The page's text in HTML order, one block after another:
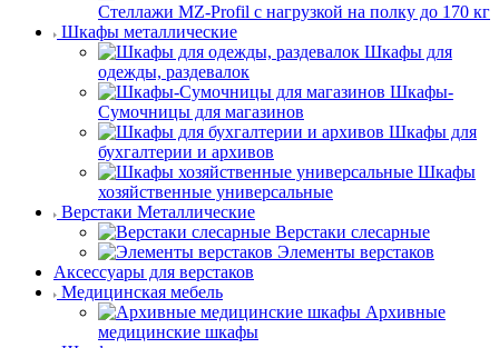
Стеллажи MZ-Profil с нагрузкой на полку до 170 кг
Шкафы металлические
Шкафы для
одежды, раздевалок
Шкафы-
Сумочницы для магазинов
Шкафы для
бухгалтерии и архивов
Шкафы
хозяйственные универсальные
Верстаки Металлические
Верстаки слесарные
Элементы верстаков
Аксессуары для верстаков
Медицинская мебель
Архивные
медицинские шкафы